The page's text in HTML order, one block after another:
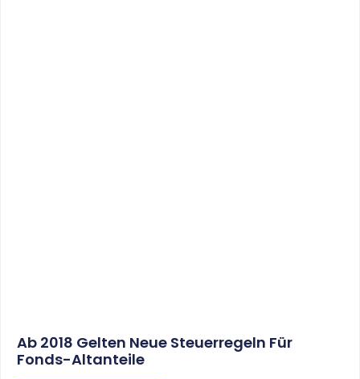
Ab 2018 Gelten Neue Steuerregeln Für
Fonds-Altanteile